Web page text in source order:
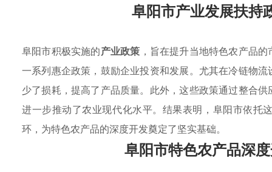
阜阳市产业发展扶持
阜阳市积极实施的产业政策 ，旨在提升当地特色农产品
一系列惠企政策，鼓励企业投资和发展。尤其在冷链物
少了损耗，提高了产品质量。此外，这些政策通过整合
进一步推动了农业现代化水平。结果表明，阜阳市依托
环，为特色农产品的深度开发奠定了坚实基础。
阜阳市特色农产品深